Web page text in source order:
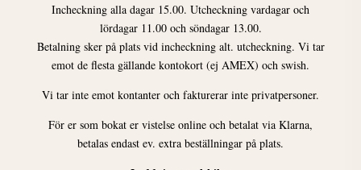
Incheckning alla dagar 15.00. Utcheckning vardagar och
lördagar 11.00 och söndagar 13.00.
Betalning sker på plats vid incheckning alt. utcheckning. Vi tar
emot de flesta gällande kontokort (ej AMEX) och swish.
Vi tar inte emot kontanter och fakturerar inte privatpersoner.
För er som bokat er vistelse online och betalat via Klarna,
betalas endast ev. extra beställningar på plats.